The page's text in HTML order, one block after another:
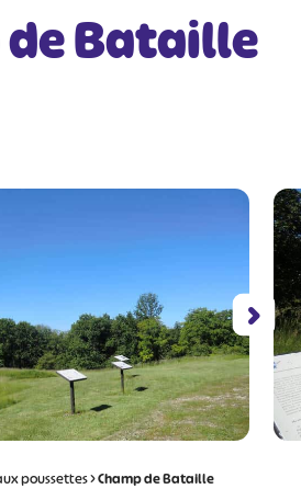
de Bataille
poussettes>Champ de Bataille